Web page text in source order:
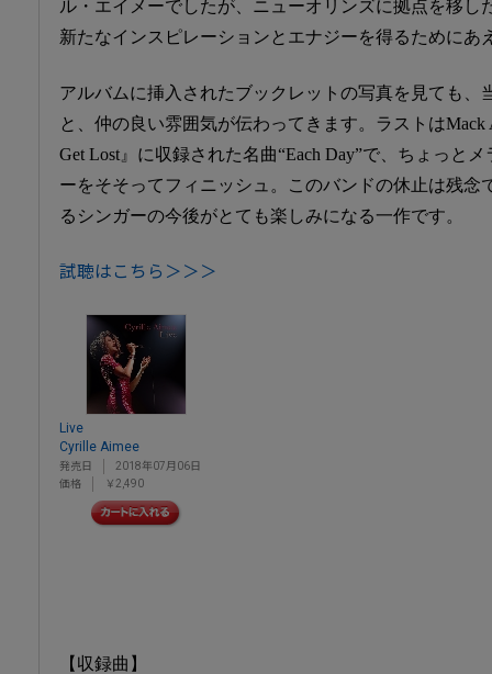
ル・エイメーでしたが、ニューオリンズに拠点を移し
新たなインスピレーションとエナジーを得るためにあ
アルバムに挿入されたブックレットの写真を見ても、
と、仲の良い雰囲気が伝わってきます。ラストはMack
Get Lost』に収録された名曲“Each Day”で、ちょっと
ーをそそってフィニッシュ。このバンドの休止は残念
るシンガーの今後がとても楽しみになる一作です。
試聴はこちら＞＞＞
Live
Cyrille Aimee
発売日
2018年07月06日
価格
￥2,490
【収録曲】